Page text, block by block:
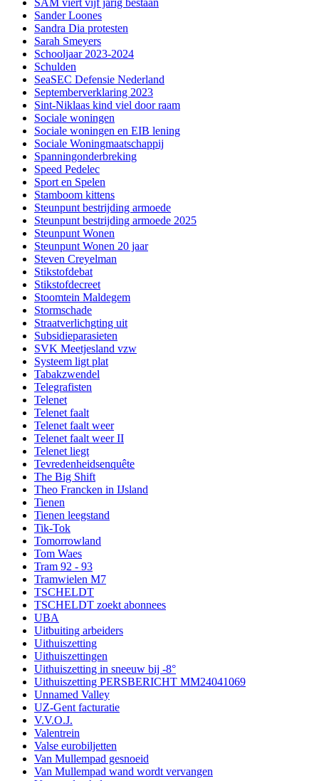
SAM viert vijf jarig bestaan
Sander Loones
Sandra Dia protesten
Sarah Smeyers
Schooljaar 2023-2024
Schulden
SeaSEC Defensie Nederland
Septemberverklaring 2023
Sint-Niklaas kind viel door raam
Sociale woningen
Sociale woningen en EIB lening
Sociale Woningmaatschappij
Spanningonderbreking
Speed Pedelec
Sport en Spelen
Stamboom kittens
Steunpunt bestrijding armoede
Steunpunt bestrijding armoede 2025
Steunpunt Wonen
Steunpunt Wonen 20 jaar
Steven Creyelman
Stikstofdebat
Stikstofdecreet
Stoomtein Maldegem
Stormschade
Straatverlichgting uit
Subsidieparasieten
SVK Meetjesland vzw
Systeem ligt plat
Tabakzwendel
Telegrafisten
Telenet
Telenet faalt
Telenet faalt weer
Telenet faalt weer II
Telenet liegt
Tevredenheidsenquête
The Big Shift
Theo Francken in IJsland
Tienen
Tienen leegstand
Tik-Tok
Tomorrowland
Tom Waes
Tram 92 - 93
Tramwielen M7
TSCHELDT
TSCHELDT zoekt abonnees
UBA
Uitbuiting arbeiders
Uithuiszetting
Uithuiszettingen
Uithuiszetting in sneeuw bij -8°
Uithuiszetting PERSBERICHT MM24041069
Unnamed Valley
UZ-Gent facturatie
V.V.O.J.
Valentrein
Valse eurobiljetten
Van Mullempad gesnoeid
Van Mullempad wand wordt vervangen